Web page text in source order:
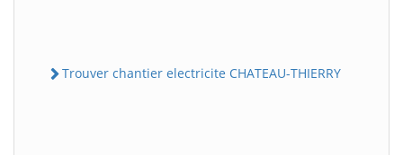
Trouver chantier electricite CHATEAU-THIERRY